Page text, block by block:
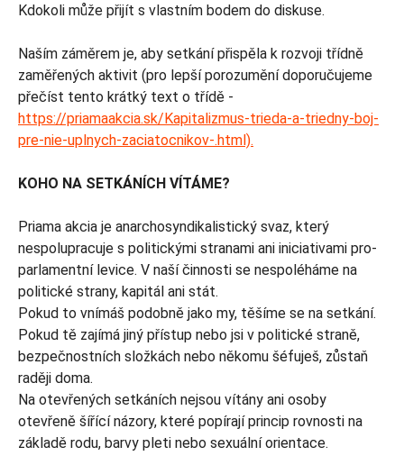
Kdokoli může přijít s vlastním bodem do diskuse.
Naším záměrem je, aby setkání přispěla k rozvoji třídně
zaměřených aktivit (pro lepší porozumění doporučujeme
přečíst tento krátký text o třídě -
https://priamaakcia.sk/Kapitalizmus-trieda-a-triedny-boj-
pre-nie-uplnych-zaciatocnikov-.html).
KOHO NA SETKÁNÍCH VÍTÁME?
Priama akcia je anarchosyndikalistický svaz, který
nespolupracuje s politickými stranami ani iniciativami pro-
parlamentní levice. V naší činnosti se nespoléháme na
politické strany, kapitál ani stát.
Pokud to vnímáš podobně jako my, těšíme se na setkání.
Pokud tě zajímá jiný přístup nebo jsi v politické straně,
bezpečnostních složkách nebo někomu šéfuješ, zůstaň
raději doma.
Na otevřených setkáních nejsou vítány ani osoby
otevřeně šířící názory, které popírají princip rovnosti na
základě rodu, barvy pleti nebo sexuální orientace.